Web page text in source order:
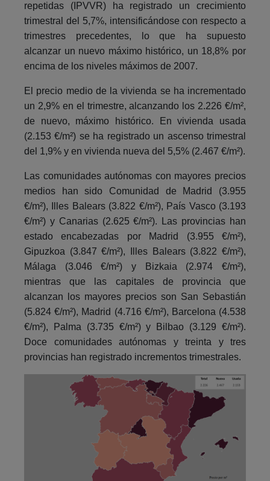
repetidas (IPVVR) ha registrado un crecimiento
trimestral del 5,7%, intensificándose con respecto a
trimestres precedentes, lo que ha supuesto
alcanzar un nuevo máximo histórico, un 18,8% por
encima de los niveles máximos de 2007.
El precio medio de la vivienda se ha incrementado
un 2,9% en el trimestre, alcanzando los 2.226 €/m²,
de nuevo, máximo histórico. En vivienda usada
(2.153 €/m²) se ha registrado un ascenso trimestral
del 1,9% y en vivienda nueva del 5,5% (2.467 €/m²).
Las comunidades autónomas con mayores precios
medios han sido Comunidad de Madrid (3.955
€/m²), Illes Balears (3.822 €/m²), País Vasco (3.193
€/m²) y Canarias (2.625 €/m²). Las provincias han
estado encabezadas por Madrid (3.955 €/m²),
Gipuzkoa (3.847 €/m²), Illes Balears (3.822 €/m²),
Málaga (3.046 €/m²) y Bizkaia (2.974 €/m²),
mientras que las capitales de provincia que
alcanzan los mayores precios son San Sebastián
(5.824 €/m²), Madrid (4.716 €/m²), Barcelona (4.538
€/m²), Palma (3.735 €/m²) y Bilbao (3.129 €/m²).
Doce comunidades autónomas y treinta y tres
provincias han registrado incrementos trimestrales.